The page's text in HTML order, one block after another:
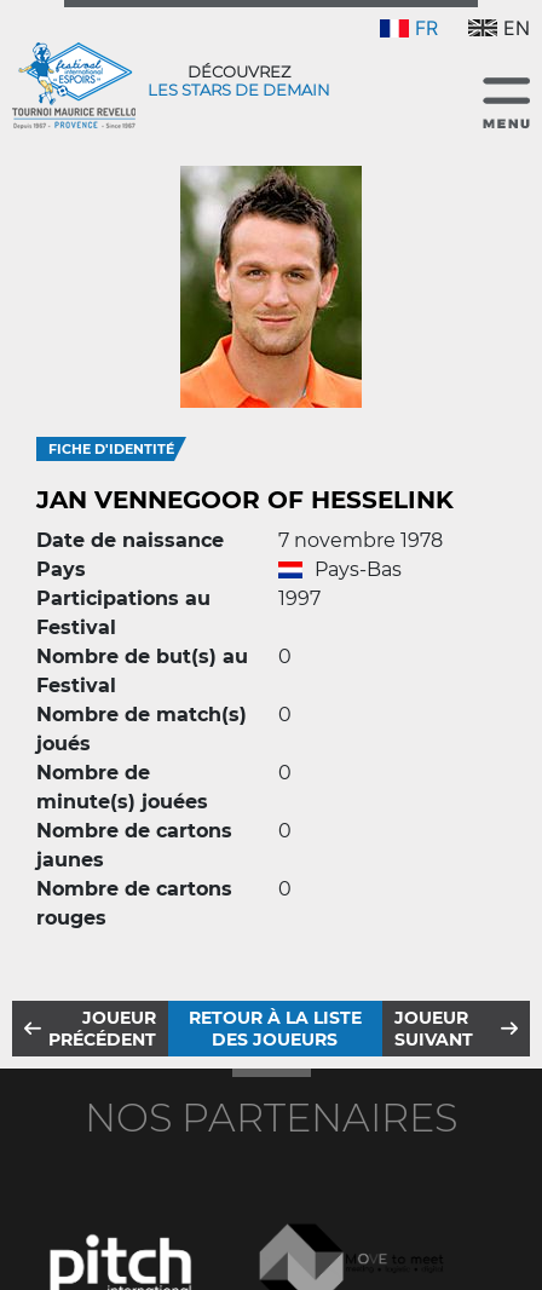
FR EN
DÉCOUVREZ
LES STARS DE DEMAIN
FICHE D'IDENTITÉ
JAN VENNEGOOR OF HESSELINK
Date de naissance
7 novembre 1978
Pays
Pays-Bas
Participations au
Festival
1997
Nombre de but(s) au
Festival
0
Nombre de match(s)
joués
0
Nombre de
minute(s) jouées
0
Nombre de cartons
jaunes
0
Nombre de cartons
rouges
0
JOUEUR
PRÉCÉDENT
RETOUR À LA LISTE
DES JOUEURS
JOUEUR
SUIVANT
NOS PARTENAIRES